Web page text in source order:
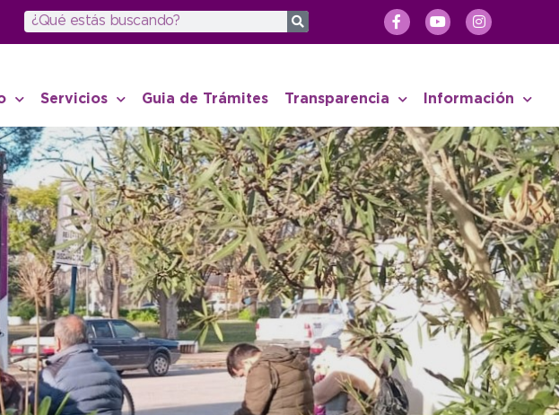
Servicios Guia de Trámites Transparencia Información